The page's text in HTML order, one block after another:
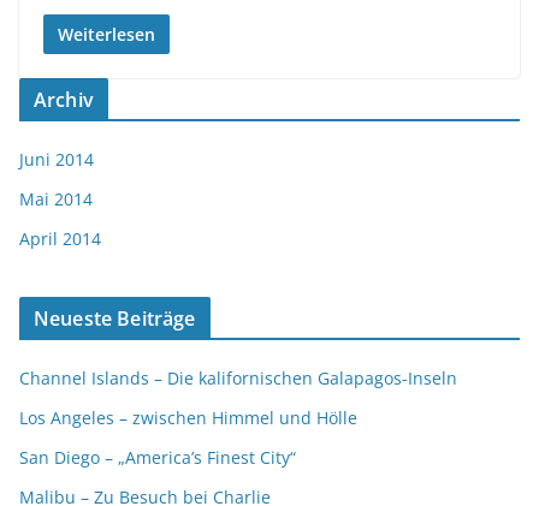
Weiterlesen
Archiv
Juni 2014
Mai 2014
April 2014
Neueste Beiträge
Channel Islands – Die kalifornischen Galapagos-Inseln
Los Angeles – zwischen Himmel und Hölle
San Diego – „America’s Finest City“
Malibu – Zu Besuch bei Charlie